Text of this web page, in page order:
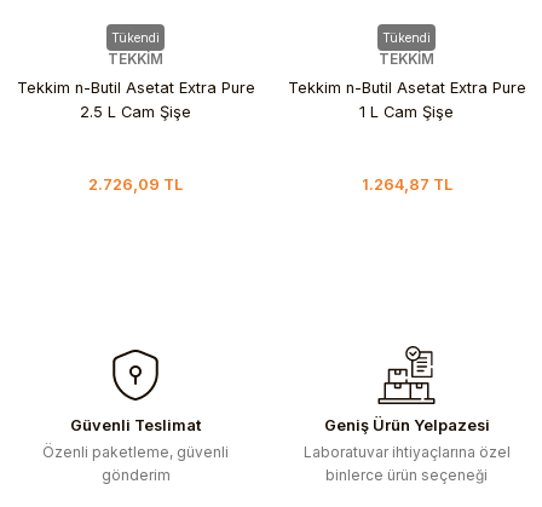
Tükendi
TEKKİM
Tekkim n-Butil Asetat Extra Pure
2.5 L Cam Şişe
2.726,09 TL
Tükendi
TEKKİM
Tekkim n-Butil Asetat Extra Pure
1 L Cam Şişe
1.264,87 TL
Güvenli Teslimat
Özenli paketleme, güvenli
gönderim
Geniş Ürün Yelpazesi
Laboratuvar ihtiyaçlarına özel
binlerce ürün seçeneği